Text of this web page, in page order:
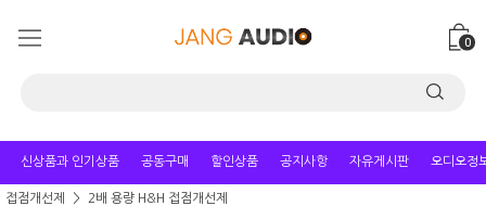
0
신상품과 인기상품 공동구매 할인상품 공지사항 자유게시판 오디오정
접점개선제 2배 용량 H&H 접점개선제